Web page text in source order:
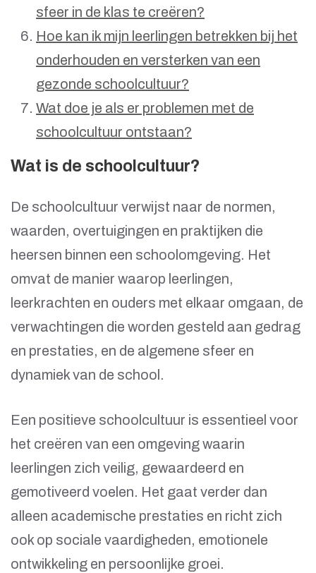
sfeer in de klas te creëren?
Hoe kan ik mijn leerlingen betrekken bij het
onderhouden en versterken van een
gezonde schoolcultuur?
Wat doe je als er problemen met de
schoolcultuur ontstaan?
Wat is de schoolcultuur?
De schoolcultuur verwijst naar de normen,
waarden, overtuigingen en praktijken die
heersen binnen een schoolomgeving. Het
omvat de manier waarop leerlingen,
leerkrachten en ouders met elkaar omgaan, de
verwachtingen die worden gesteld aan gedrag
en prestaties, en de algemene sfeer en
dynamiek van de school.
Een positieve schoolcultuur is essentieel voor
het creëren van een omgeving waarin
leerlingen zich veilig, gewaardeerd en
gemotiveerd voelen. Het gaat verder dan
alleen academische prestaties en richt zich
ook op sociale vaardigheden, emotionele
ontwikkeling en persoonlijke groei.